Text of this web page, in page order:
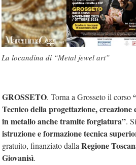
La locandina di “Metal jewel art”
GROSSETO. Torna a Grosseto il corso
Tecnico della progettazione, creazione
in metallo anche tramite forgiatura”.
istruzione e formazione tecnica
gratuito, finanziato dalla Regione
Giovanisì.